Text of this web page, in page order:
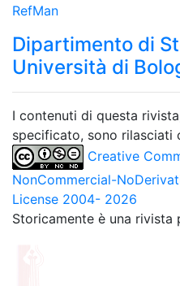
RefMan
Dipartimento di
Università di
I contenuti di questa
specificato, sono rilasciati
Creative
NonCommercial-
License 2004- 2026
Storicamente è una rivista